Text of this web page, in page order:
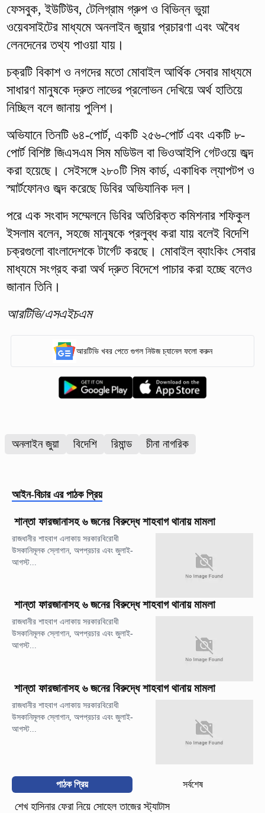
ফেসবুক, ইউটিউব, টেলিগ্রাম গ্রুপ ও বিভিন্ন ভুয়া
ওয়েবসাইটের মাধ্যমে অনলাইন জুয়ার প্রচারণা এবং অবৈধ
লেনদেনের তথ্য পাওয়া যায়।
চক্রটি বিকাশ ও নগদের মতো মোবাইল আর্থিক সেবার মাধ্যমে
সাধারণ মানুষকে দ্রুত লাভের প্রলোভন দেখিয়ে অর্থ হাতিয়ে
নিচ্ছিল বলে জানায় পুলিশ।
অভিযানে তিনটি ৬৪-পোর্ট, একটি ২৫৬-পোর্ট এবং একটি ৮-
পোর্ট বিশিষ্ট জিএসএম সিম মডিউল বা ভিওআইপি গেটওয়ে জব্দ
করা হয়েছে। সেইসঙ্গে ২৮০টি সিম কার্ড, একাধিক ল্যাপটপ ও
স্মার্টফোনও জব্দ করেছে ডিবির অভিযানিক দল।
পরে এক সংবাদ সম্মেলনে ডিবির অতিরিক্ত কমিশনার শফিকুল
ইসলাম বলেন, সহজে মানুষকে প্রলুব্ধ করা যায় বলেই বিদেশি
চক্রগুলো বাংলাদেশকে টার্গেট করছে। মোবাইল ব্যাংকিং সেবার
মাধ্যমে সংগ্রহ করা অর্থ দ্রুত বিদেশে পাচার করা হচ্ছে বলেও
জানান তিনি।
আরটিভি/এসএইচএম
আরটিভি খবর পেতে গুগল নিউজ চ্যানেল ফলো করুন
অনলাইন জুয়া বিদেশি রিমান্ড চীনা নাগরিক
আইন-বিচার এর পাঠক প্রিয়
শান্তা ফারজানাসহ ৬ জনের বিরুদ্ধে শাহবাগ থানায় মামলা
রাজধানীর শাহবাগ এলাকায় সরকারবিরোধী
উসকানিমূলক স্লোগান, অপপ্রচার এবং জুলাই-
আগস্ট...
শান্তা ফারজানাসহ ৬ জনের বিরুদ্ধে শাহবাগ থানায় মামলা
রাজধানীর শাহবাগ এলাকায় সরকারবিরোধী
উসকানিমূলক স্লোগান, অপপ্রচার এবং জুলাই-
আগস্ট...
শান্তা ফারজানাসহ ৬ জনের বিরুদ্ধে শাহবাগ থানায় মামলা
রাজধানীর শাহবাগ এলাকায় সরকারবিরোধী
উসকানিমূলক স্লোগান, অপপ্রচার এবং জুলাই-
আগস্ট...
পাঠক প্রিয় সর্বশেষ
শেখ হাসিনার ফেরা নিয়ে সোহেল তাজের স্ট্যাটাস